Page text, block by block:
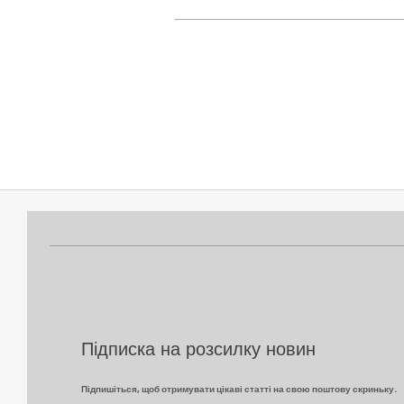
02-
13
Підписка на розсилку новин
Підпишіться, щоб отримувати цікаві статті на свою поштову скриньку.